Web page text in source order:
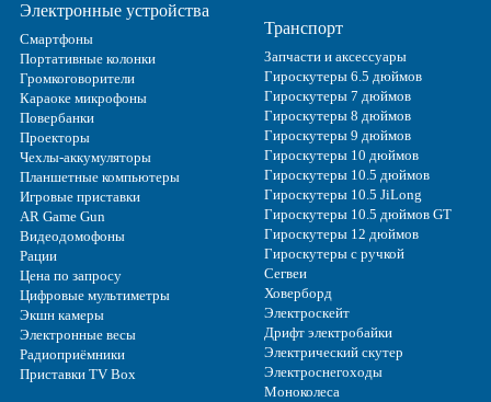
Электронные устройства
Смартфоны
Портативные колонки
Громкоговорители
Караоке микрофоны
Повербанки
Проекторы
Чехлы-аккумуляторы
Планшетные компьютеры
Игровые приставки
AR Game Gun
Видеодомофоны
Рации
Цена по запросу
Цифровые мультиметры
Экшн камеры
Электронные весы
Радиоприёмники
Приставки TV Box
Транспорт
Запчасти и аксессуары
Гироскутеры 6.5 дюймов
Гироскутеры 7 дюймов
Гироскутеры 8 дюймов
Гироскутеры 9 дюймов
Гироскутеры 10 дюймов
Гироскутеры 10.5 дюймов
Гироскутеры 10.5 JiLong
Гироскутеры 10.5 дюймов GT
Гироскутеры 12 дюймов
Гироскутеры с ручкой
Сегвеи
Ховерборд
Электроскейт
Дрифт электробайки
Электрический скутер
Электроснегоходы
Моноколеса